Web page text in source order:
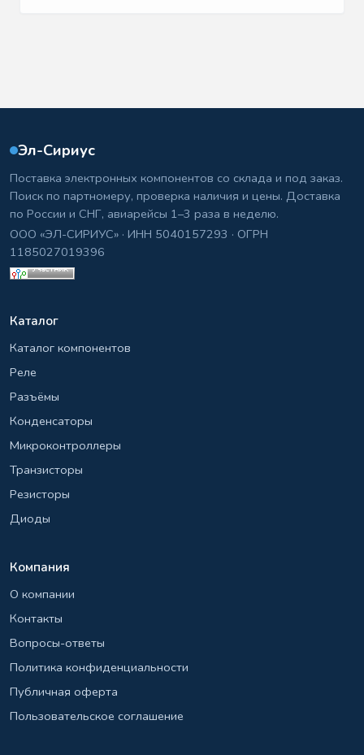
Эл-Сириус
Поставка электронных компонентов со склада и под заказ.
Поиск по партномеру, проверка наличия и цены. Доставка
по России и СНГ, авиарейсы 1–3 раза в неделю.
ООО «ЭЛ-СИРИУС» · ИНН 5040157293 · ОГРН
1185027019396
Каталог
Каталог компонентов
Реле
Разъёмы
Конденсаторы
Микроконтроллеры
Транзисторы
Резисторы
Диоды
Компания
О компании
Контакты
Вопросы-ответы
Политика конфиденциальности
Публичная оферта
Пользовательское соглашение